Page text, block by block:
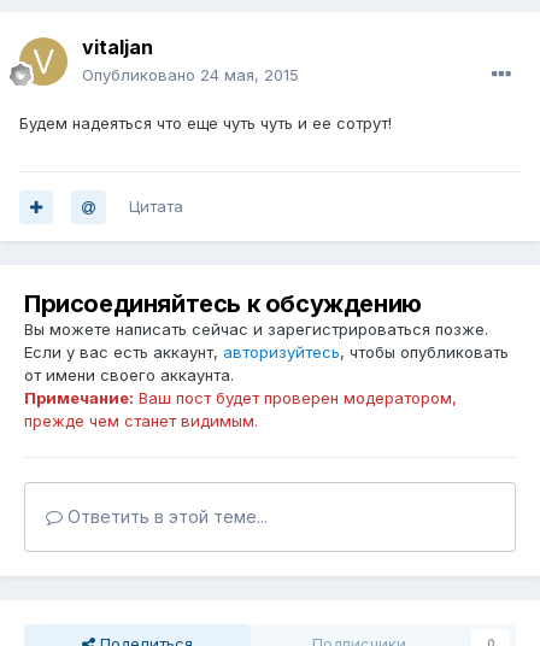
vitaljan
Опубликовано 24 мая, 2015
Будем надеяться что еще чуть чуть и ее сотрут!
Цитата
Присоединяйтесь к обсуждению
Вы можете написать сейчас и зарегистрироваться позже.
Если у вас есть аккаунт, авторизуйтесь, чтобы опубликовать
от имени своего аккаунта.
Примечание: Ваш пост будет проверен модератором,
прежде чем станет видимым.
Ответить в этой теме...